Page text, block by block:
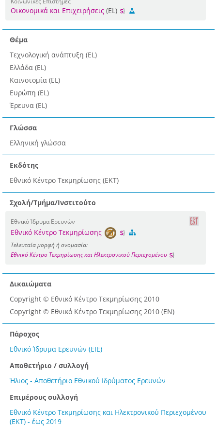
Οικονομικά και Επιχειρήσεις (EL)
Θέμα
Τεχνολογική ανάπτυξη (EL)
Ελλάδα (EL)
Καινοτομία (EL)
Ευρώπη (EL)
Έρευνα (EL)
Γλώσσα
Ελληνική γλώσσα
Εκδότης
Εθνικό Κέντρο Τεκμηρίωσης (ΕΚΤ)
Σχολή/Τμήμα/Ινστιτούτο
Εθνικό Ίδρυμα Ερευνών
Εθνικό Κέντρο Τεκμηρίωσης
Τελευταία μορφή ή ονομασία:
Εθνικό Κέντρο Τεκμηρίωσης και Ηλεκτρονικού Περιεχομένου
Δικαιώματα
Copyright © Eθνικό Κέντρο Τεκμηρίωσης 2010
Copyright © Eθνικό Κέντρο Τεκμηρίωσης 2010 (EN)
Πάροχος
Εθνικό Ίδρυμα Ερευνών (ΕΙΕ)
Αποθετήριο / συλλογή
Ήλιος - Αποθετήριο Εθνικού Ιδρύματος Ερευνών
Επιμέρους συλλογή
Εθνικό Κέντρο Τεκμηρίωσης και Ηλεκτρονικού Περιεχομένου
(ΕΚΤ) - έως 2019